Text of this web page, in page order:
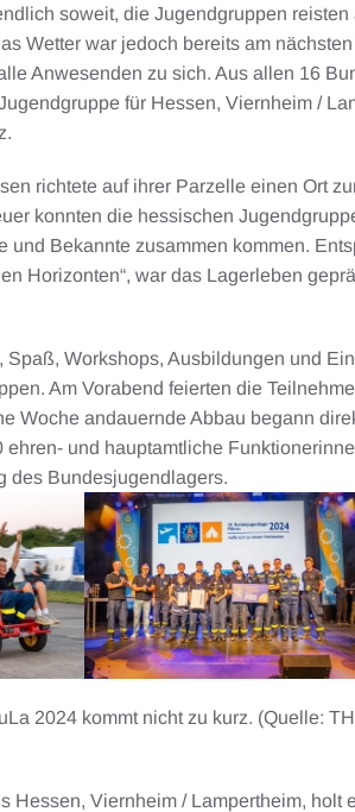
soweit, die Jugendgruppen
Wetter war jedoch bereits am
Anwesenden zu sich. Aus allen 16
für Hessen, Viernheim /
richtete auf ihrer Parzelle einen Ort
konnten die hessischen
und Bekannte zusammen kommen.
Horizonten“, war das Lagerleben
Workshops, Ausbildungen und
Am Vorabend feierten die
Woche andauernde Abbau begann
ehren- und hauptamtliche
des Bundesjugendlagers.
2024 kommt nicht zu kurz. (Quelle:
Hessen, Viernheim / Lampertheim, holt